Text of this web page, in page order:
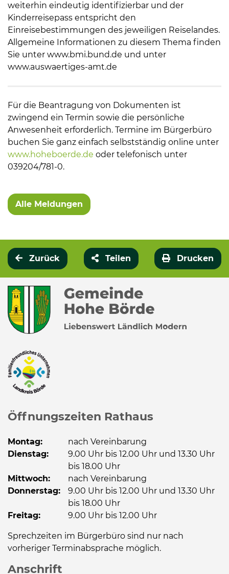
weiterhin eindeutig identifizierbar und der
Kinderreisepass entspricht den
Einreisebestimmungen des jeweiligen Reiselandes.
Allgemeine Informationen zu diesem Thema finden
Sie unter www.bmi.bund.de und unter
www.auswaertiges-amt.de
Für die Beantragung von Dokumenten ist
zwingend ein Termin sowie die persönliche
Anwesenheit erforderlich. Termine im Bürgerbüro
buchen Sie ganz einfach selbstständig online unter
www.hoheboerde.de oder telefonisch unter
039204/781-0.
Alle Meldungen
Zurück Teilen Drucken
Öffnungszeiten Rathaus
Montag:
nach Vereinbarung
Dienstag:
9.00 Uhr bis 12.00 Uhr und 13.30 Uhr
bis 18.00 Uhr
Mittwoch:
nach Vereinbarung
Donnerstag: 9.00 Uhr bis 12.00 Uhr und 13.30 Uhr
bis 18.00 Uhr
Freitag:
9.00 Uhr bis 12.00 Uhr
Sprechzeiten im Bürgerbüro sind nur nach
vorheriger Terminabsprache möglich.
Anschrift